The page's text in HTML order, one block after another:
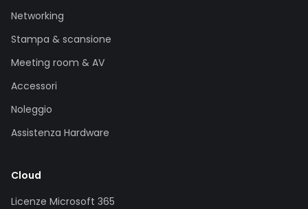
Networking
Stampa & scansione
Meeting room & AV
Accessori
Noleggio
Assistenza Hardware
Cloud
Licenze Microsoft 365